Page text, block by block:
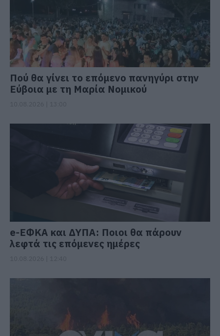
Πού θα γίνει το επόμενο πανηγύρι στην
Εύβοια με τη Μαρία Νομικού
e-ΕΦΚΑ και ΔΥΠΑ: Ποιοι θα πάρουν
λεφτά τις επόμενες ημέρες